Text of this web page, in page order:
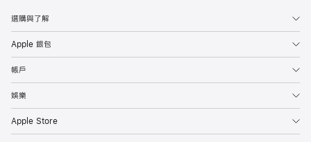
選購與了解
Apple 銀包
帳戶
娛樂
Apple Store